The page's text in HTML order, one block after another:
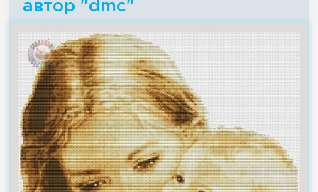
автор "dmc"